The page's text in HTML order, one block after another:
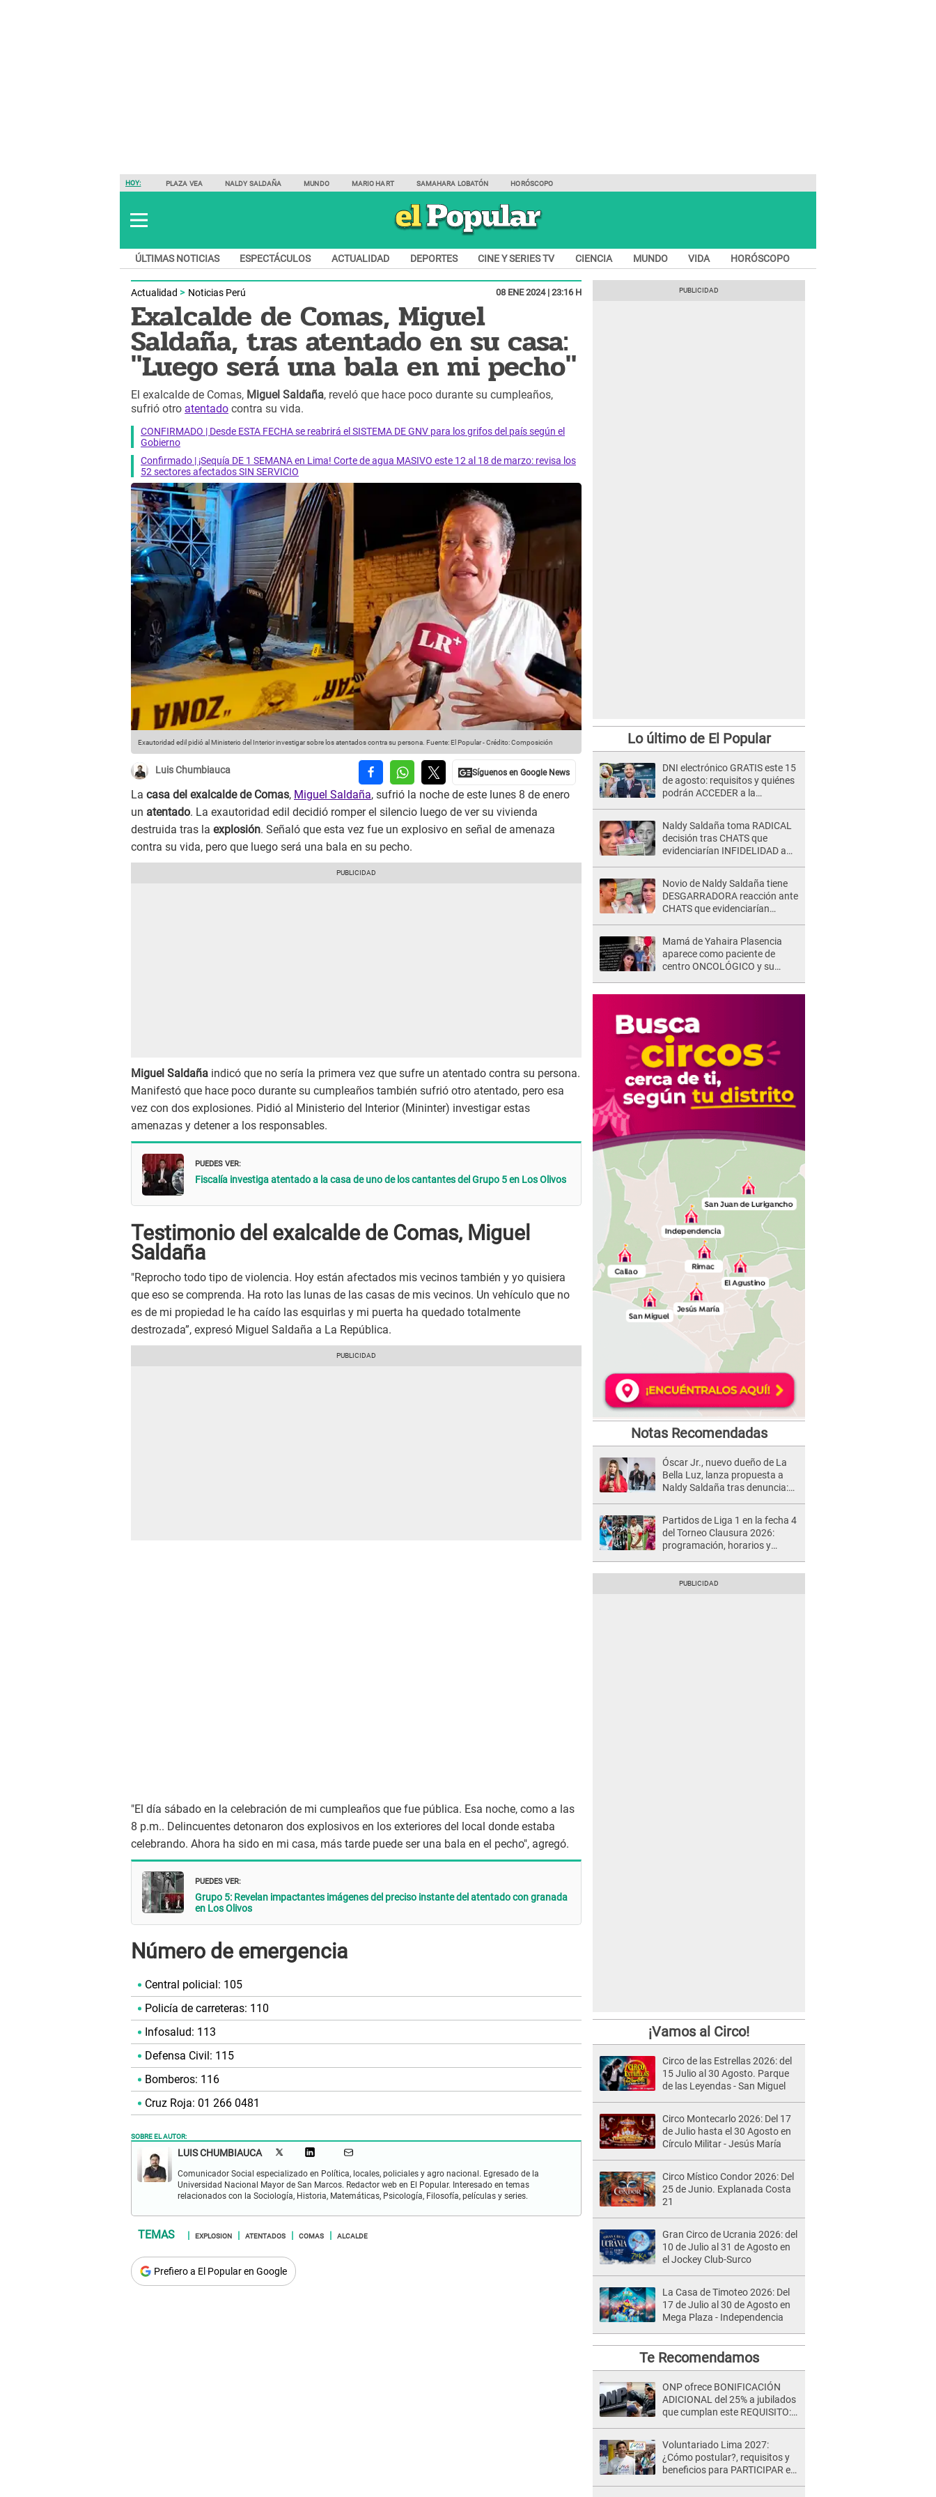
HOY: PLAZA VEA NALDY SALDAÑA MUNDO MARIO HART SAMAHARA LOBATÓN HORÓSCOPO
ÚLTIMAS NOTICIAS ESPECTÁCULOS ACTUALIDAD DEPORTES CINE Y SERIES TV CIENCIA MUNDO VIDA HORÓSCOPO
Actualidad Noticias Perú 08 ENE 2024 | 23:16 H
Exalcalde de Comas, Miguel
Saldaña, tras atentado en su casa:
"Luego será una bala en mi pecho"
El exalcalde de Comas, Miguel Saldaña, reveló que hace poco durante su cumpleaños,
sufrió otro atentado contra su vida.
CONFIRMADO | Desde ESTA FECHA se reabrirá el SISTEMA DE GNV para los grifos del país según el
Gobierno
Confirmado | ¡Sequía DE 1 SEMANA en Lima! Corte de agua MASIVO este 12 al 18 de marzo: revisa los
52 sectores afectados SIN SERVICIO
Exautoridad edil pidió al Ministerio del Interior investigar sobre los atentados contra su persona. Fuente: El Popular-Crédito: Composición
Luis Chumbiauca
La casa del exalcalde de Comas, Miguel Saldaña, sufrió la noche de este lunes 8 de enero
un atentado. La exautoridad edil decidió romper el silencio luego de ver su vivienda
destruida tras la explosión. Señaló que esta vez fue un explosivo en señal de amenaza
contra su vida, pero que luego será una bala en su pecho.
Miguel Saldaña indicó que no sería la primera vez que sufre un atentado contra su persona.
Manifestó que hace poco durante su cumpleaños también sufrió otro atentado, pero esa
vez con dos explosiones. Pidió al Ministerio del Interior (Mininter) investigar estas
amenazas y detener a los responsables.
PUEDES VER:
Fiscalía investiga atentado a la casa de uno de los cantantes del Grupo 5 en Los Olivos
Testimonio del exalcalde de Comas, Miguel
Saldaña
"Reprocho todo tipo de violencia. Hoy están afectados mis vecinos también y yo quisiera
que eso se comprenda. Ha roto las lunas de las casas de mis vecinos. Un vehículo que no
es de mi propiedad le ha caído las esquirlas y mi puerta ha quedado totalmente
destrozada”, expresó Miguel Saldaña a La República.
"El día sábado en la celebración de mi cumpleaños que fue pública. Esa noche, como a las
8 p.m.. Delincuentes detonaron dos explosivos en los exteriores del local donde estaba
celebrando. Ahora ha sido en mi casa, más tarde puede ser una bala en el pecho", agregó.
PUEDES VER:
Grupo 5: Revelan impactantes imágenes del preciso instante del atentado con granada
en Los Olivos
Número de emergencia
Central policial: 105
Policía de carreteras: 110
Infosalud: 113
Defensa Civil: 115
Bomberos: 116
Cruz Roja: 01 266 0481
SOBRE EL AUTOR:
LUIS CHUMBIAUCA
Comunicador Social especializado en Política, locales, policiales y agro nacional. Egresado de la
Universidad Nacional Mayor de San Marcos. Redactor web en El Popular. Interesado en temas
relacionados con la Sociología, Historia, Matemáticas, Psicología, Filosofía, películas y series.
EXPLOSION ATENTADOS COMAS ALCALDE
Prefiero a El Popular en Google
Lo último de El Popular
DNI electrónico GRATIS este 15
de agosto: requisitos y quiénes
podrán ACCEDER a la
Naldy Saldaña toma RADICAL
decisión tras CHATS que
evidenciarían INFIDELIDAD a
Novio de Naldy Saldaña tiene
DESGARRADORA reacción ante
CHATS que evidenciarían
Mamá de Yahaira Plasencia
aparece como paciente de
centro ONCOLÓGICO y su
Notas Recomendadas
Óscar Jr., nuevo dueño de La
Bella Luz, lanza propuesta a
Naldy Saldaña tras denuncia:
Partidos de Liga 1 en la fecha 4
del Torneo Clausura 2026:
programación, horarios y
¡Vamos al Circo!
Circo de las Estrellas 2026: del
15 Julio al 30 Agosto. Parque
de las Leyendas - San Miguel
Circo Montecarlo 2026: Del 17
de Julio hasta el 30 Agosto en
Círculo Militar - Jesús María
Circo Místico Condor 2026: Del
25 de Junio. Explanada Costa
21
Gran Circo de Ucrania 2026: del
10 de Julio al 31 de Agosto en
el Jockey Club-Surco
La Casa de Timoteo 2026: Del
17 de Julio al 30 de Agosto en
Mega Plaza - Independencia
Te Recomendamos
ONP ofrece BONIFICACIÓN
ADICIONAL del 25% a jubilados
que cumplan este REQUISITO:
Voluntariado Lima 2027:
¿Cómo postular?, requisitos y
beneficios para PARTICIPAR en